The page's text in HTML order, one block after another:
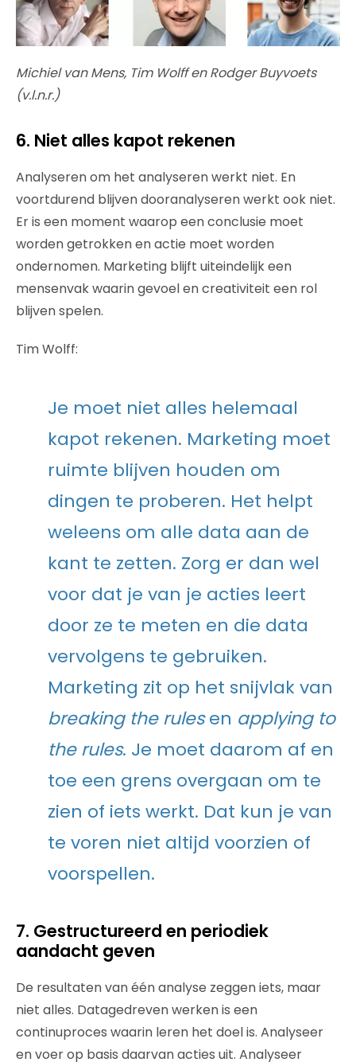
Michiel van Mens, Tim Wolff en Rodger Buyvoets
(v.l.n.r.)
6. Niet alles kapot rekenen
Analyseren om het analyseren werkt niet. En
voortdurend blijven dooranalyseren werkt ook niet.
Er is een moment waarop een conclusie moet
worden getrokken en actie moet worden
ondernomen. Marketing blijft uiteindelijk een
mensenvak waarin gevoel en creativiteit een rol
blijven spelen.
Tim Wolff:
Je moet niet alles helemaal
kapot rekenen. Marketing moet
ruimte blijven houden om
dingen te proberen. Het helpt
weleens om alle data aan de
kant te zetten. Zorg er dan wel
voor dat je van je acties leert
door ze te meten en die data
vervolgens te gebruiken.
Marketing zit op het snijvlak van
breaking the rulesen applying to
the rules. Je moet daarom af en
toe een grens overgaan om te
zien of iets werkt. Dat kun je van
te voren niet altijd voorzien of
voorspellen.
7. Gestructureerd en periodiek
aandacht geven
De resultaten van één analyse zeggen iets, maar
niet alles. Datagedreven werken is een
continuproces waarin leren het doel is. Analyseer
en voer op basis daarvan acties uit. Analyseer